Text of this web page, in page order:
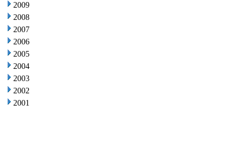
2009
2008
2007
2006
2005
2004
2003
2002
2001